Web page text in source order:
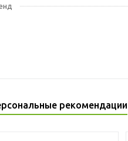
рекомендации